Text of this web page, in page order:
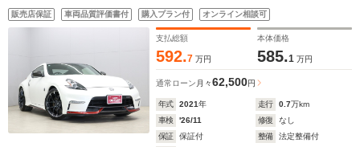
BOSEサウンドシステム(8スピーカー)・アクティブサウンドコ
ントロール カーボンルーフ
販売店保証 車両品質評価書付 購入プラン付 オンライン相談可
支払総額
592.7 万円
本体価格
585.1 万円
通常ローン 月々62,500円
年式 2021年 走行 0.7万km
車検
'26/11 修復
なし
保証
保証付 整備
法定整備付